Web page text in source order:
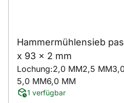
Hammermühlensieb
x 93 x 2 mm
Lochung:2,0 MM2,5 MM
5,0 MM6,0 MM
1 verfügbar